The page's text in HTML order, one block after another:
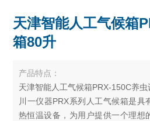
天津智能人工气候箱
箱80升
产品特点：
天津智能人工气候箱PRX-150C养虫
川一仪器PRX系列人工气候箱是
热恒温设备，为用户提供一个理想